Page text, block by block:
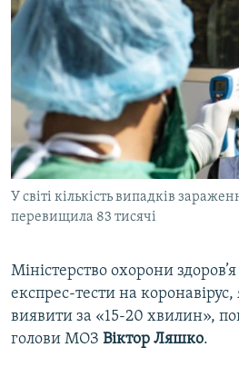
СПЕЦПРОЕКТИ
ДЕПОРТАЦІЯ
ВІДЕОУРОКИ «ELIFBE»
СВІДЧЕННЯ ОКУПАЦІЇ
УКРАЇНСЬКА ПРОБЛЕМА КРИМУ
ІНФОГРАФІКА
ЯК ОБІЙТИ БЛОКУВАННЯ
Русский
Qırımtatar
ДОЛУЧАЙСЯ!
У світі кількість випадків
перевищила 83 тисячі
Міністерство охорони
експрес-тести на коронавірус,
виявити за «15-20 хвилин»,
голови МОЗ Віктор Ляшко.